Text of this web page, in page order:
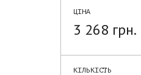
ЦІНА
3 268 грн.
КІЛЬКІСТЬ